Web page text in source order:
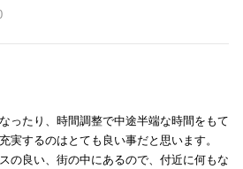
ったり、時間調整で中途半端な時間をもて
実するのはとても良い事だと思います。
の良い、街の中にあるので、付近に何もな